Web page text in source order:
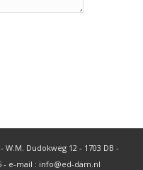
Dudokweg 12 - 1703 DB -
- e-mail : info@ed-dam.nl